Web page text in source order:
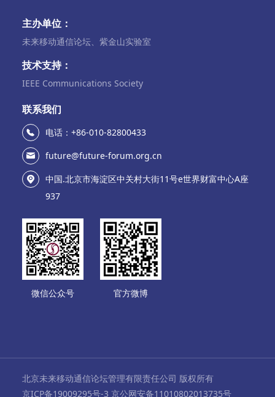
主办单位：
未来移动通信论坛、紫金山实验室
技术支持：
IEEE Communications Society
联系我们
电话：+86-010-82800433
future@future-forum.org.cn
中国.北京市海淀区中关村大街11号e世界财富中心A座
937
微信公众号 官方微博
北京未来移动通信论坛管理有限责任公司 版权所有
京ICP备19009295号-3 京公网安备11010802013735号